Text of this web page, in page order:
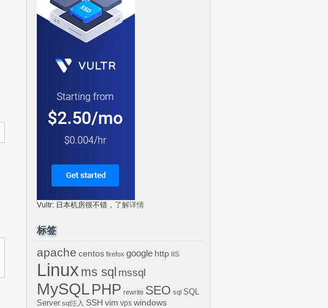
Vultr: 日本机房很不错， 了解详情
标签
apache centos firefox google http IIS
Linux ms sql mssql
MySQLPHP rewrite SEO sql SQL
Server sql注入 SSH vim vps windows